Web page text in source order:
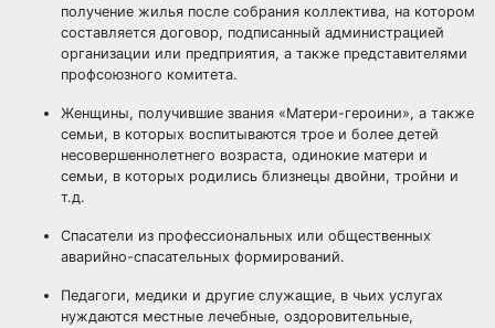
получение жилья после собрания коллектива, на котором
составляется договор, подписанный администрацией
организации или предприятия, а также представителями
профсоюзного комитета.
Женщины, получившие звания «Матери-героини», а также
семьи, в которых воспитываются трое и более детей
несовершеннолетнего возраста, одинокие матери и
семьи, в которых родились близнецы двойни, тройни и
т.д.
Спасатели из профессиональных или общественных
аварийно-спасательных формирований.
Педагоги, медики и другие служащие, в чьих услугах
нуждаются местные лечебные, оздоровительные,